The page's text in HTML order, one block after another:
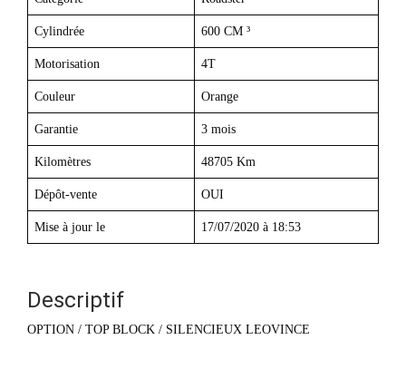
Cylindrée 600 CM ³
Motorisation 4T
Couleur Orange
Garantie 3 mois
Kilomètres 48705 Km
Dépôt-vente OUI
Mise à jour le 17/07/2020 à 18:53
Descriptif
OPTION / TOP BLOCK / SILENCIEUX LEOVINCE